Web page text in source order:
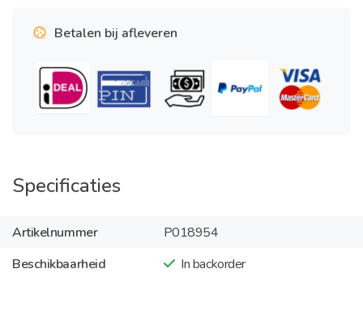
Betalen bij afleveren
Specificaties
Artikelnummer
P018954
Beschikbaarheid
In backorder